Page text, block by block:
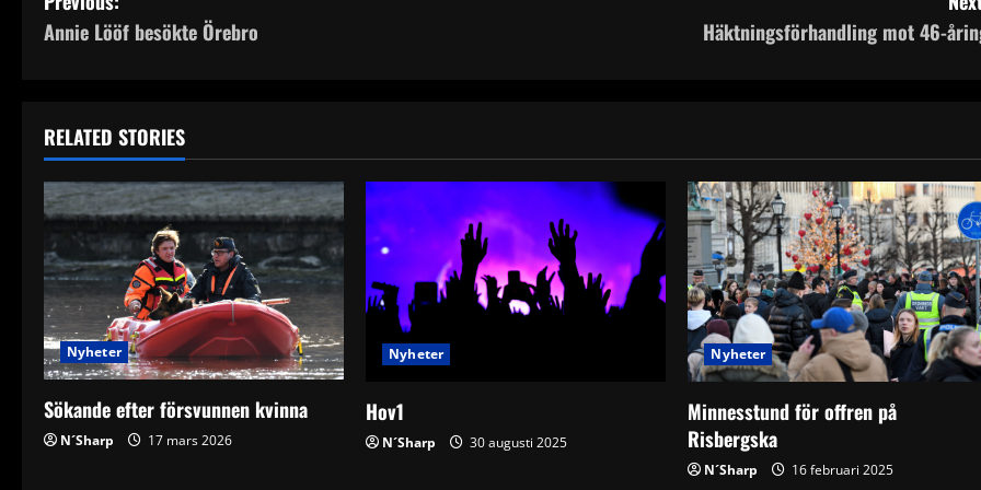
o
t
n
a
v
i
g
a
Annie Lööf besökte Örebro
Häktningsförhandling mot 46-
RELATED STORIES
Nyheter
Sökande efter försvunnen kvinna
N´Sharp 17 mars 2026
Nyheter
Hov1
N´Sharp 30 augusti 2025
Nyheter
Minnesstund för offren på
Risbergska
N´Sharp 16 februari 2025